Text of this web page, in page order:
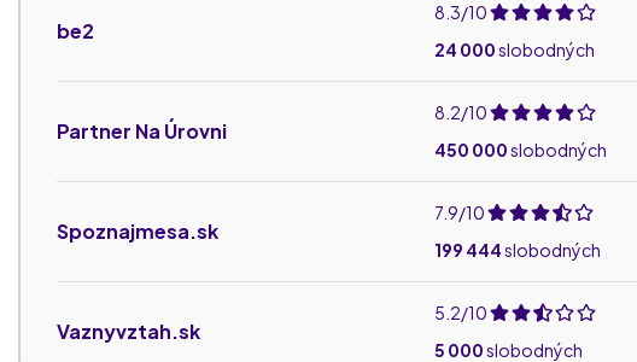
be2
8.3/10
24 000slobodných
Partner Na Úrovni
8.2/10
450 000slobodných
Spoznajmesa.sk
7.9/10
199 444slobodných
Vaznyvztah.sk
5.2/10
5 000slobodných